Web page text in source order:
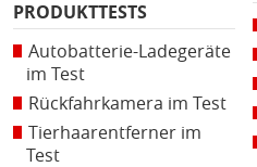
PRODUKTTESTS
Autobatterie-Ladegeräte
im Test
Rückfahrkamera im Test
Tierhaarentferner im
Test